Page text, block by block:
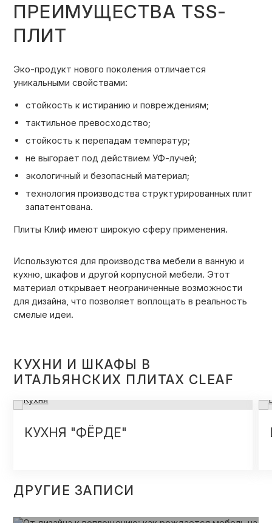
ПРЕИМУЩЕСТВА TSS-
ПЛИТ
Эко-продукт нового поколения отличается
уникальными свойствами:
стойкость к истиранию и повреждениям;
тактильное превосходство;
стойкость к перепадам температур;
не выгорает под действием УФ-лучей;
экологичный и безопасный материал;
технология производства структурированных плит
запатентована.
Плиты Клиф имеют широкую сферу применения.
Используются для производства мебели в ванную и
кухню, шкафов и другой корпусной мебели. Этот
материал открывает неограниченные возможности
для дизайна, что позволяет воплощать в реальность
смелые идеи.
КУХНИ И ШКАФЫ В
ИТАЛЬЯНСКИХ ПЛИТАХ CLEAF
КУХНЯ "ФЁРДЕ"
ДРУГИЕ ЗАПИСИ